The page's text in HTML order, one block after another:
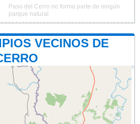
Paso del Cerro no forma parte de ningún
parque natural
VECINOS DE